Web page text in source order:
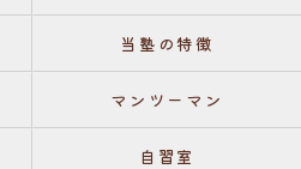
当塾の特徴
マンツーマン
自習室